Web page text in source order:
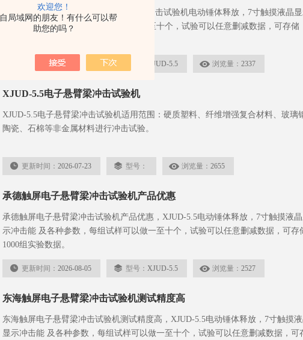
欢迎您！
局域网的朋友！有什么可以帮
助您的吗？
XJUD-5.5承德东海厂商供应电子悬臂梁冲击试验机电动锤体释放，7寸触摸液晶
冲击能 及各种参数，每组试样可以做一至十个，试验可以任意删减数据，可存储
更新时间：2026-07-22 XJUD-5.5 浏览量： 2337
XJUD-5.5电子悬臂梁冲击试验机
XJUD-5.5电子悬臂梁冲击试验机适用范围：硬质塑料、纤维增强复合材料、玻璃
陶瓷、石棉等非金属材料进行冲击试验。
更新时间： 2026-07-23 型号： 浏览量： 2655
承德触屏电子悬臂梁冲击试验机产品优惠
承德触屏电子悬臂梁冲击试验机产品优惠，XJUD-5.5电动锤体释放，7寸触摸液晶
示冲击能 及各种参数，每组试样可以做一至十个，试验可以任意删减数据，可存
1000组实验数据。
更新时间： 2026-08-05 型号： XJUD-5.5 浏览量： 2527
东海触屏电子悬臂梁冲击试验机测试精度高
东海触屏电子悬臂梁冲击试验机测试精度高，XJUD-5.5电动锤体释放，7寸触摸
显示冲击能 及各种参数，每组试样可以做一至十个，试验可以任意删减数据，可